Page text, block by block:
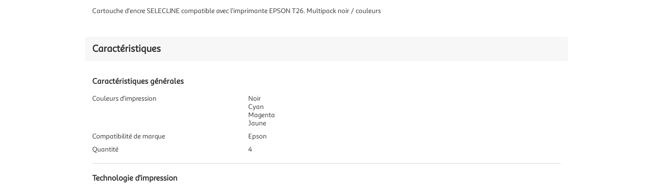
Cartouche d'encre SELECLINE compatible avec l'imprimante EPSON T26. Multipack noir / couleurs
Caractéristiques
Caractéristiques générales
Couleurs d'impression
Noir
Cyan
Magenta
Jaune
Compatibilité de marque
Epson
Quantité
4
Technologie d'impression